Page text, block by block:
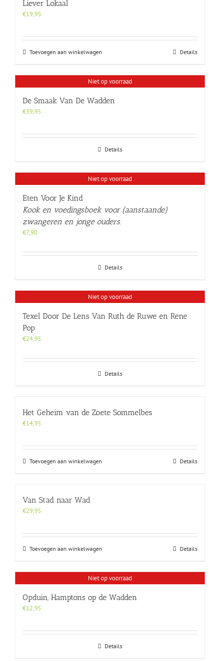
Liever Lokaal
€19,95
Toevoegen aan winkelwagen Details
Niet op voorraad
De Smaak Van De Wadden
€39,95
Details
Niet op voorraad
Eten Voor Je Kind
Kook en voedingsboek voor (aanstaande)
zwangeren en jonge ouders.
€7,90
Details
Niet op voorraad
Texel Door De Lens Van Ruth de Ruwe en Rene
Pop
€24,95
Details
Het Geheim van de Zoete Sommelbes
€14,95
Toevoegen aan winkelwagen Details
Van Stad naar Wad
€29,95
Toevoegen aan winkelwagen Details
Niet op voorraad
Opduin, Hamptons op de Wadden
€12,95
Details